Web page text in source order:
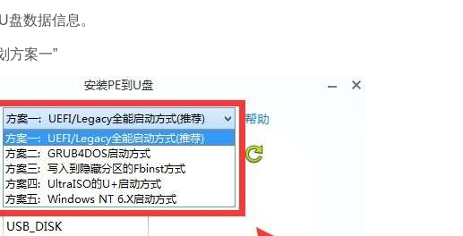
数据信息。
方案一”